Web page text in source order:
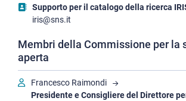
Supporto per il catalogo della ricerca
iris@sns.it
Membri della Commissione per la
aperta
Francesco Raimondi
Presidente e Consigliere del Direttore